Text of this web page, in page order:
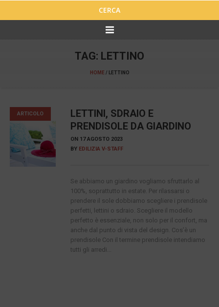
CERCA
TAG: LETTINO
HOME / LETTINO
ARTICOLO
LETTINI, SDRAIO E
PRENDISOLE DA GIARDINO
ON 17 AGOSTO 2023
BY EDILIZIA V-STAFF
Se abbiamo un giardino vogliamo sfruttarlo al
100%, soprattutto in estate. Per rilassarsi o
prendere il sole dobbiamo scegliere i prendisole
perfetti, lettini o sdraio. Scegliere il modello
perfetto è essenziale, non solo per il confort, ma
anche dal punto di vista del design. Cos’è un
prendisole Con il termine prendisole intendiamo
tutti gli arredi...